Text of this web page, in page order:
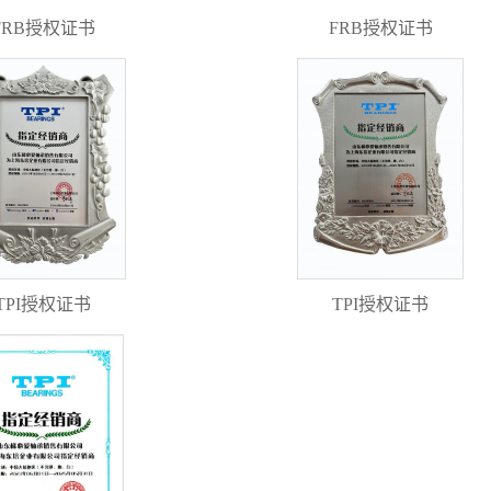
授权证书 FRB授权证书
授权证书 TPI授权证书